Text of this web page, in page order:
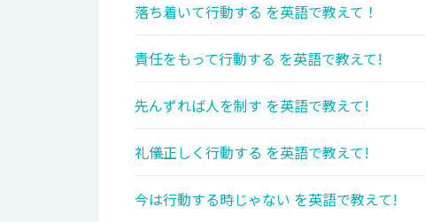
落ち着いて行動する を英語で教えて！
責任をもって行動する を英語で教えて!
先んずれば人を制す を英語で教えて!
礼儀正しく行動する を英語で教えて!
今は行動する時じゃない を英語で教えて!